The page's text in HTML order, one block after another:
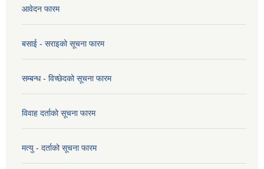
आवेदन फारम
बसाई - सराइको सूचना फारम
सम्बन्ध - विच्छेदको सूचना फारम
विवाह दर्ताको सूचना फारम
मत्यु - दर्ताको सूचना फारम